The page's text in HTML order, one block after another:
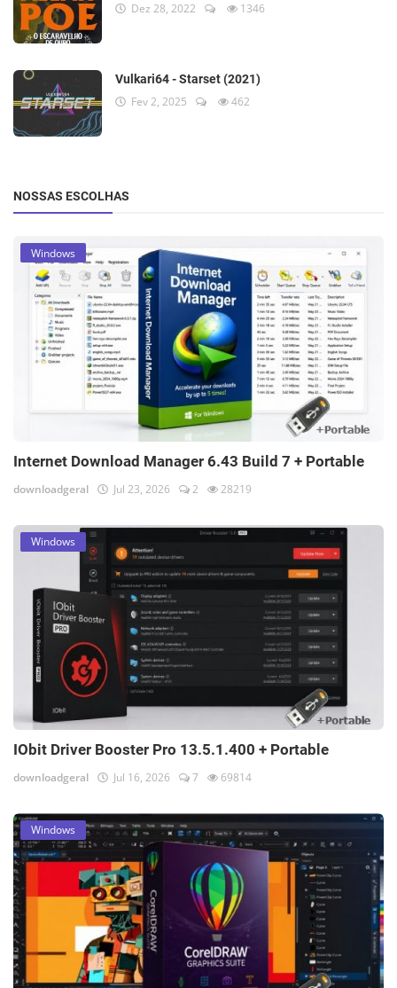
Dez 28, 2022 1346
Vulkari64 - Starset (2021)
Fev 2, 2025 462
NOSSAS ESCOLHAS
Windows
Internet Download Manager 6.43 Build 7 + Portable
downloadgeral Jul 23, 2026 2 28219
Windows
IObit Driver Booster Pro 13.5.1.400 + Portable
downloadgeral Jul 16, 2026 7 69814
Windows